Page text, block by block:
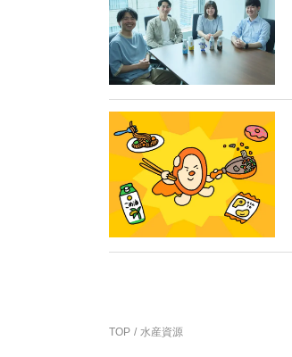
TOP 水産資源